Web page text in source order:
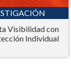
Visibilidad con
Individual